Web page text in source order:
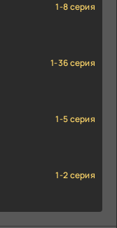
1-8 серия
1-36 серия
1-5 серия
1-2 серия